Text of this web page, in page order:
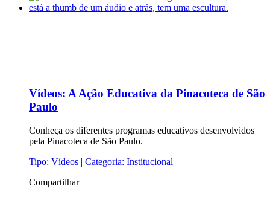
Vídeos: A Ação Educativa da Pinacoteca de São
Paulo
Conheça os diferentes programas educativos desenvolvidos
pela Pinacoteca de São Paulo.
Tipo: Vídeos | Categoria: Institucional
Compartilhar